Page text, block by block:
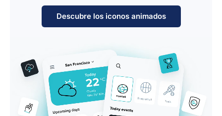
Descubre los iconos animados